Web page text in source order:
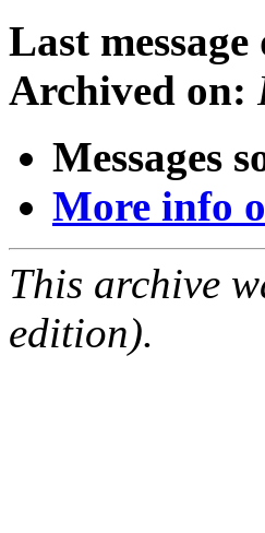
Last message
Archived on:
Messages
More info
This archive
edition).